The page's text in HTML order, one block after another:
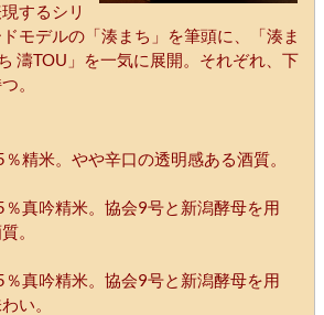
するシリ
モデルの「湊まち」を筆頭に、「湊ま
濤TOU」を一気に展開。それぞれ、下
。
精米。やや辛口の透明感ある酒質。
真吟精米。協会9号と新潟酵母を用
。
真吟精米。協会9号と新潟酵母を用
い。